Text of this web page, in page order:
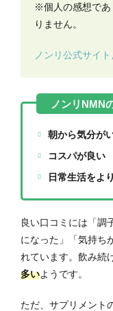
※個人の感想であ
りません。
ノンリ公式サイ
朝から気分が
コスパが良い
日常生活をよ
良い口コミには「調
になった」「気持ち
れています。飲み続
多いようです。
ただ、サプリメント